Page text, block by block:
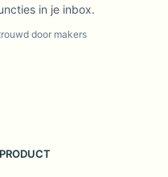
in je inbox.
door makers
PRODUCT